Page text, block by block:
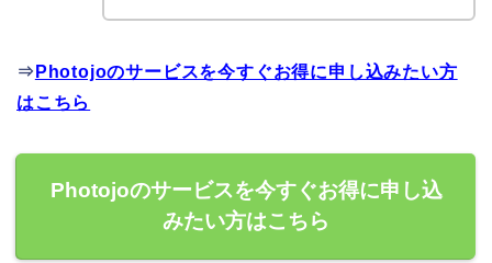
⇒ Photojoのサービスを今すぐお得に申し込みたい方
はこちら
Photojoのサービスを今すぐお得に申し込
みたい方はこちら